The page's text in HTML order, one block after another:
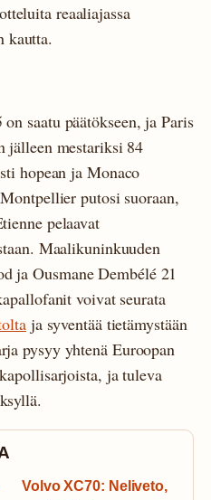
reaaliajassa
kautta.
saatu päätökseen, ja Paris
jälleen mestariksi 84
hopean ja Monaco
putosi suoraan,
pelaavat
Maalikuninkuuden
ja Ousmane Dembélé 21
voivat seurata
ja syventää tietämystään
pysyy yhtenä Euroopan
ja tuleva
Volvo XC70: Neliveto,